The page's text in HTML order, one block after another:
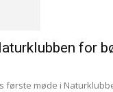
for
første møde i